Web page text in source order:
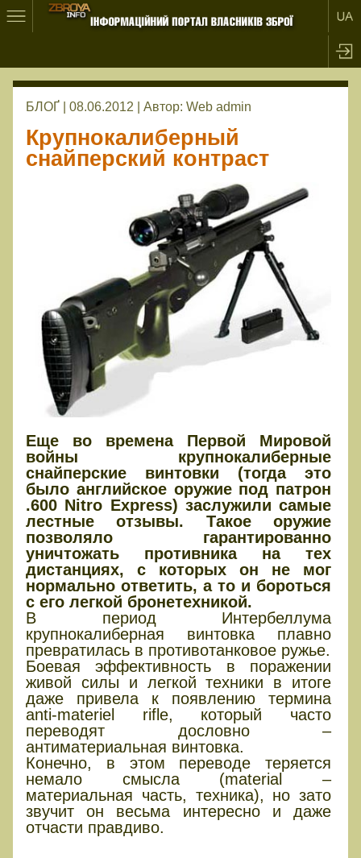
БЛОҐ | 08.06.2012 | Автор: Web admin
Крупнокалиберный
снайперский контраст
Еще во времена Первой Мировой
войны крупнокалиберные
снайперские винтовки (тогда это
было английское оружие под патрон
.600 Nitro Express) заслужили самые
лестные отзывы. Такое оружие
позволяло гарантированно
уничтожать противника на тех
дистанциях, с которых он не мог
нормально ответить, а то и бороться
с его легкой бронетехникой.
В период Интербеллума
крупнокалиберная винтовка плавно
превратилась в противотанковое ружье.
Боевая эффективность в поражении
живой силы и легкой техники в итоге
даже привела к появлению термина
anti-materiel rifle, который часто
переводят дословно –
антиматериальная винтовка.
Конечно, в этом переводе теряется
немало смысла (material –
материальная часть, техника), но зато
звучит он весьма интересно и даже
отчасти правдиво.